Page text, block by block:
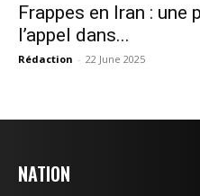
Frappes en Iran : une
l’appel dans...
Rédaction - 22 June 2025
NATION